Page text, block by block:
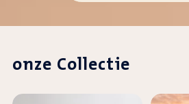
onze Collectie